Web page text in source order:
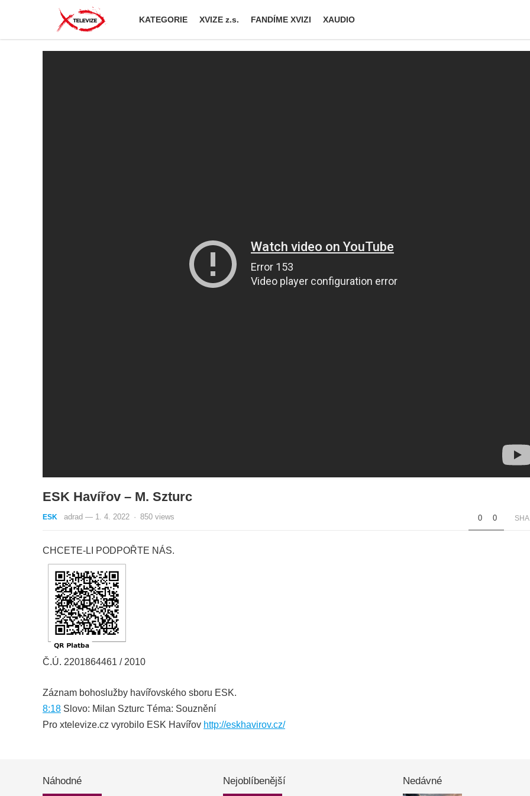
KATEGORIE XVIZE z.s. FANDÍME XVIZI XAUDIO
ESK Havířov – M. Szturc
ESK adrad — 1. 4. 2022 · 850 views 0 0
CHCETE-LI PODPOŘTE NÁS.
Č.Ú. 2201864461 / 2010
Záznam bohoslužby havířovského sboru ESK.
8:18 Slovo: Milan Szturc Téma: Souznění
Pro xtelevize.cz vyrobilo ESK Havířov http://eskhavirov.cz/
Náhodné Nejoblíbenější Nedávné